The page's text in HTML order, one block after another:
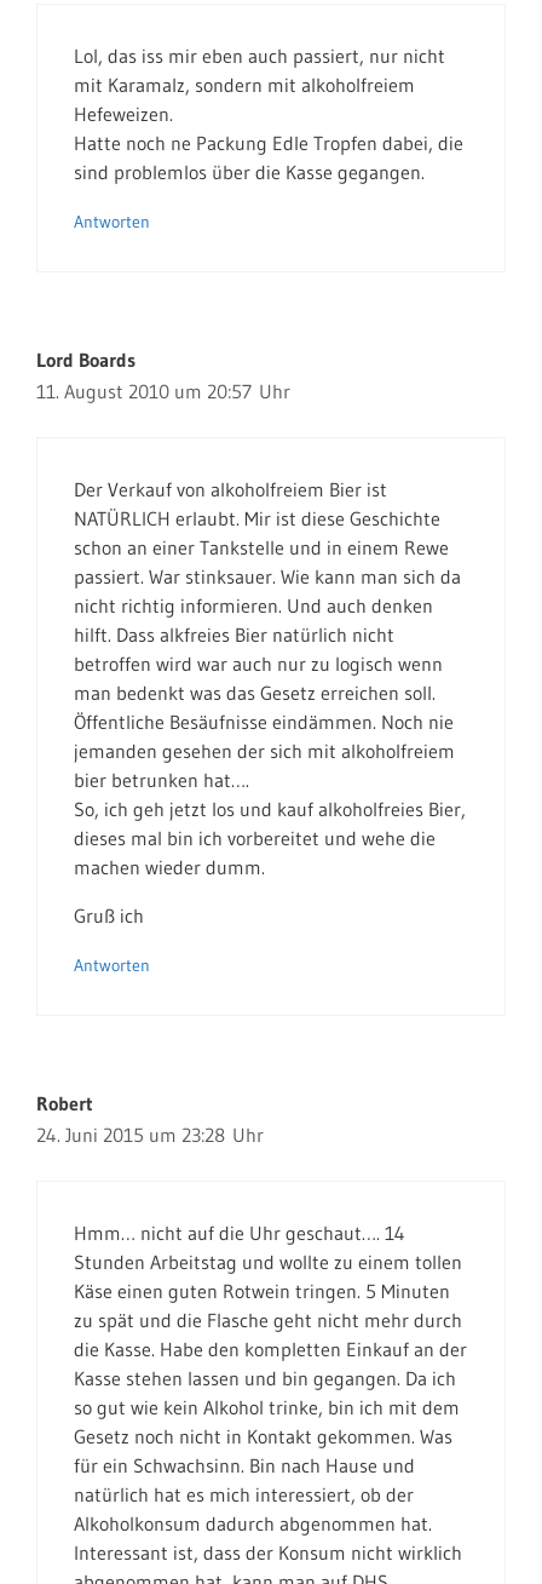
Lol, das iss mir eben auch passiert, nur nicht
mit Karamalz, sondern mit alkoholfreiem
Hefeweizen.
Hatte noch ne Packung Edle Tropfen dabei, die
sind problemlos über die Kasse gegangen.
Antworten
Lord Boards
11. August 2010 um 20:57 Uhr
Der Verkauf von alkoholfreiem Bier ist
NATÜRLICH erlaubt. Mir ist diese Geschichte
schon an einer Tankstelle und in einem Rewe
passiert. War stinksauer. Wie kann man sich da
nicht richtig informieren. Und auch denken
hilft. Dass alkfreies Bier natürlich nicht
betroffen wird war auch nur zu logisch wenn
man bedenkt was das Gesetz erreichen soll.
Öffentliche Besäufnisse eindämmen. Noch nie
jemanden gesehen der sich mit alkoholfreiem
bier betrunken hat….
So, ich geh jetzt los und kauf alkoholfreies Bier,
dieses mal bin ich vorbereitet und wehe die
machen wieder dumm.
Gruß ich
Antworten
Robert
24. Juni 2015 um 23:28 Uhr
Hmm… nicht auf die Uhr geschaut…. 14
Stunden Arbeitstag und wollte zu einem tollen
Käse einen guten Rotwein tringen. 5 Minuten
zu spät und die Flasche geht nicht mehr durch
die Kasse. Habe den kompletten Einkauf an der
Kasse stehen lassen und bin gegangen. Da ich
so gut wie kein Alkohol trinke, bin ich mit dem
Gesetz noch nicht in Kontakt gekommen. Was
für ein Schwachsinn. Bin nach Hause und
natürlich hat es mich interessiert, ob der
Alkoholkonsum dadurch abgenommen hat.
Interessant ist, dass der Konsum nicht wirklich